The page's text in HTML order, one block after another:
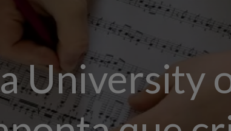
University